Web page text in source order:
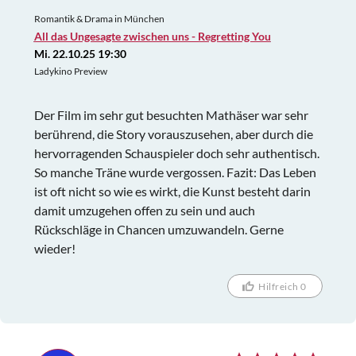
Romantik & Drama in München
All das Ungesagte zwischen uns - Regretting You
Mi. 22.10.25 19:30
Ladykino Preview
Der Film im sehr gut besuchten Mathäser war sehr
berührend, die Story vorauszusehen, aber durch die
hervorragenden Schauspieler doch sehr authentisch.
So manche Träne wurde vergossen. Fazit: Das Leben
ist oft nicht so wie es wirkt, die Kunst besteht darin
damit umzugehen offen zu sein und auch
Rückschläge in Chancen umzuwandeln. Gerne
wieder!
Hilfreich 0